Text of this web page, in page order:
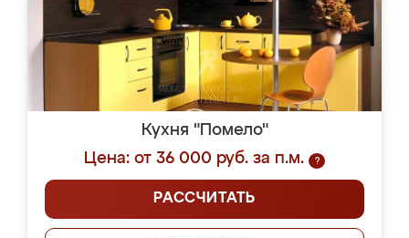
Кухня "Помело"
Цена: от 36 000 руб. за п.м.
?
РАССЧИТАТЬ